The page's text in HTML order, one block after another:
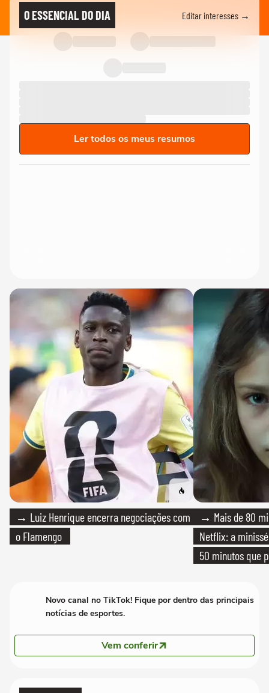
O ESSENCIAL DO DIA Editar interesses →
Ler todos os meus resumos
→ Luiz Henrique encerra negociações com
o Flamengo
→ Mais de 80
Netflix: a
50 minutos que
Novo canal no TikTok! Fique por dentro das principais
notícias de esportes.
Vem conferir